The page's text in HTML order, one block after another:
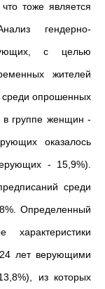
тоже является
гендерно-
с целью
жителей
среди опрошенных
группе женщин -
оказалось
- 15,9%).
среди
Определенный
характеристики
лет верующими
из которых